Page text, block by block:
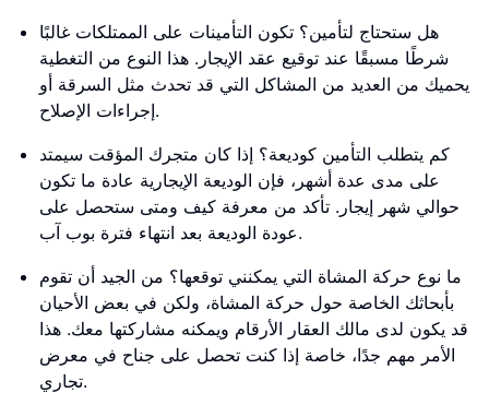
هل ستحتاج لتأمين؟ تكون التأمينات على الممتلكات غالبًا
شرطًا مسبقًا عند توقيع عقد الإيجار. هذا النوع من التغطية
يحميك من العديد من المشاكل التي قد تحدث مثل السرقة أو
إجراءات الإصلاح.
كم يتطلب التأمين كوديعة؟ إذا كان متجرك المؤقت سيمتد
على مدى عدة أشهر، فإن الوديعة الإيجارية عادة ما تكون
حوالي شهر إيجار. تأكد من معرفة كيف ومتى ستحصل على
عودة الوديعة بعد انتهاء فترة بوب آب.
ما نوع حركة المشاة التي يمكنني توقعها؟ من الجيد أن تقوم
بأبحاثك الخاصة حول حركة المشاة، ولكن في بعض الأحيان
قد يكون لدى مالك العقار الأرقام ويمكنه مشاركتها معك. هذا
الأمر مهم جدًا، خاصة إذا كنت تحصل على جناح في معرض
تجاري.